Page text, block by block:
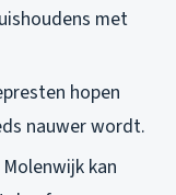
met
hopen
nauwer wordt.
kan